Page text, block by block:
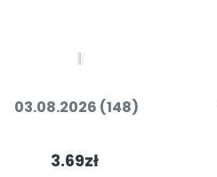
03.08.2026 (148)
3.69zł